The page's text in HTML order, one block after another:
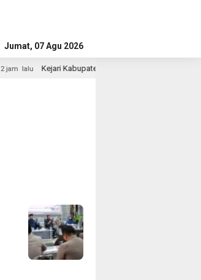
Jumat, 07 Agu 2026
Kabupaten Tangerang Temukan Siswa Fiktif dalam